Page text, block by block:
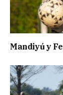
Mandiyú y